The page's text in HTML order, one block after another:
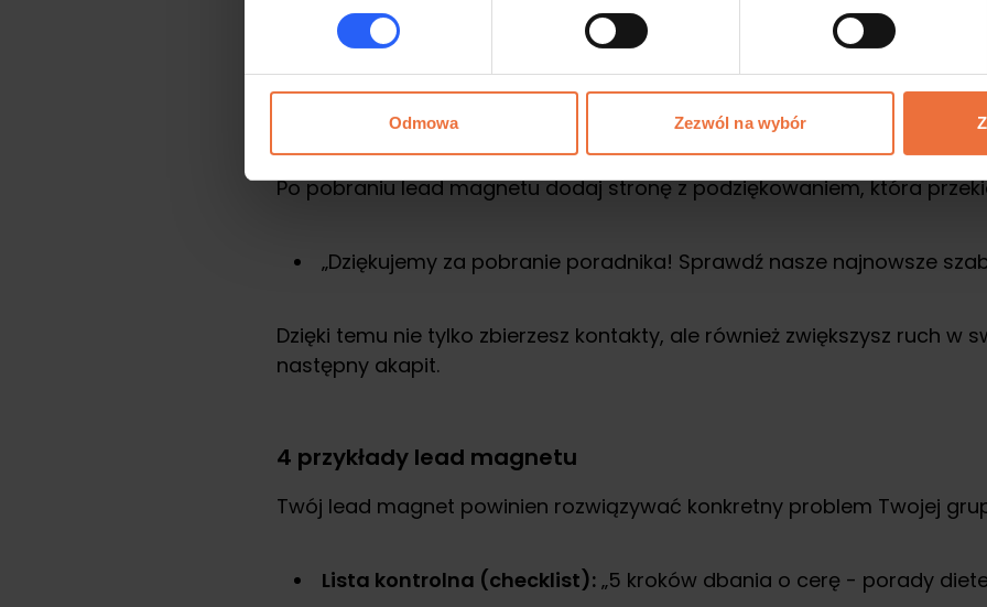
Odmowa Zezwól na wybór
Możesz stworzyć bezpłatną podstronę z lead magnetem w naffy.
darmowego materiału.
Dowiedz się, jak stworzyć lead magnet.
Zaoferuj potencjalnym klientom dodatkową wartość
Po pobraniu lead magnetu dodaj stronę z podziękowaniem, która
„Dziękujemy za pobranie poradnika! Sprawdź nasze najnowsze
Dzięki temu nie tylko zbierzesz kontakty, ale również zwiększysz ruch
następny akapit.
4 przykłady lead magnetu
Twój lead magnet powinien rozwiązywać konkretny problem Twojej
Lista kontrolna (checklist): „5 kroków dbania o cerę - porady